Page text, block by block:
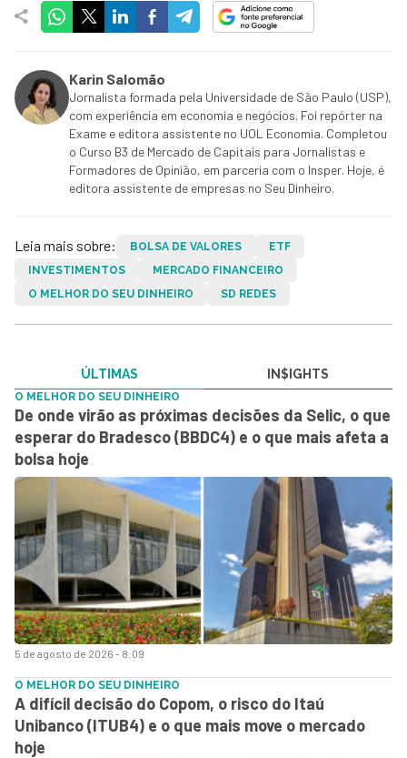
Karin Salomão
Jornalista formada pela Universidade de São Paulo (USP),
com experiência em economia e negócios. Foi repórter na
Exame e editora assistente no UOL Economia. Completou
o Curso B3 de Mercado de Capitais para Jornalistas e
Formadores de Opinião, em parceria com o Insper. Hoje, é
editora assistente de empresas no Seu Dinheiro.
Leia mais sobre: BOLSA DE VALORES
ETF
INVESTIMENTOS
MERCADO FINANCEIRO
O MELHOR DO SEU DINHEIRO
SD REDES
ÚLTIMAS IN$IGHTS
5 de agosto de 2026 - 8:09
O MELHOR DO SEU DINHEIRO
De onde virão as próximas decisões da Selic, o que
esperar do Bradesco (BBDC4) e o que mais afeta a
bolsa hoje
O MELHOR DO SEU DINHEIRO
A difícil decisão do Copom, o risco do Itaú
Unibanco (ITUB4) e o que mais move o mercado
hoje